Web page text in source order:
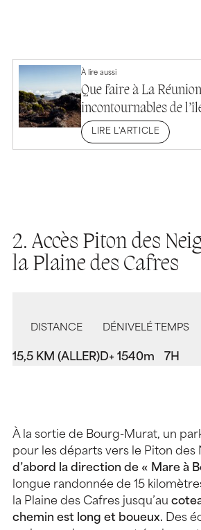
À lire aussi
Que faire à La
incontournables de
LIRE L'ARTICLE
2. Accès Piton des
la Plaine des Cafres
DISTANCE
15,5 KM (ALLER)
DÉNIVELÉ
D+ 1540m
TEMPS
7H
À la sortie de Bourg-Murat, un
pour les départs vers le Piton des
d’abord la direction de « Mare à
longue randonnée de 15
la Plaine des Cafres jusqu’au
chemin est long et boueux. Des